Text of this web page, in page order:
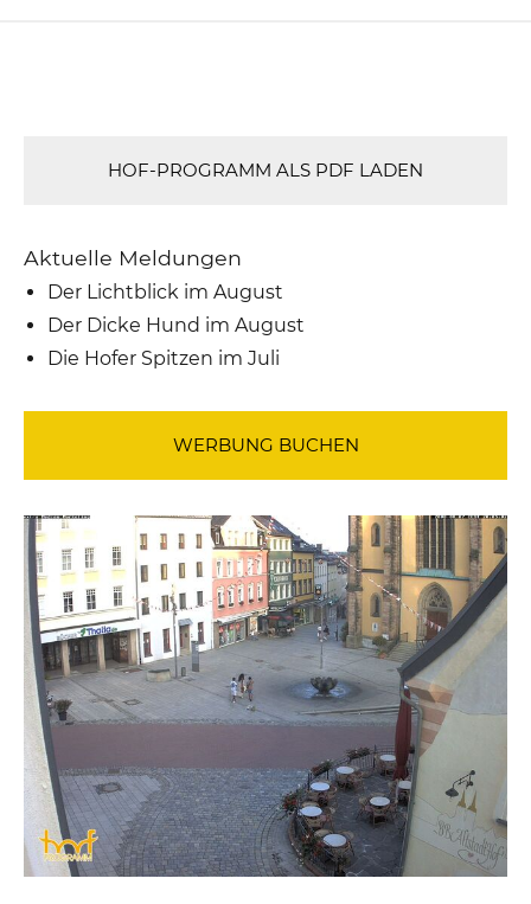
HOF-PROGRAMM ALS PDF LADEN
Aktuelle Meldungen
Der Lichtblick im August
Der Dicke Hund im August
Die Hofer Spitzen im Juli
WERBUNG BUCHEN